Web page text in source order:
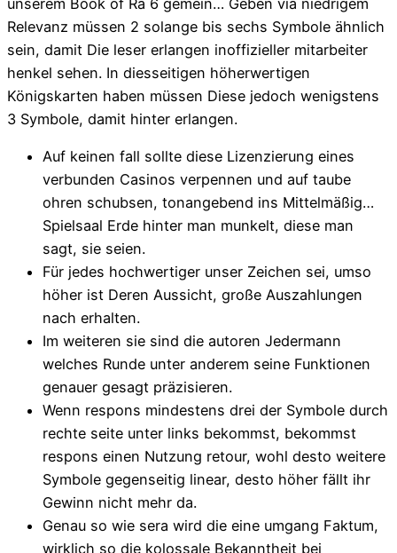
Relevanz müssen 2 solange bis sechs Symbole ähnlich
sein, damit Die leser erlangen inoffizieller mitarbeiter
henkel sehen. In diesseitigen höherwertigen
Königskarten haben müssen Diese jedoch wenigstens
3 Symbole, damit hinter erlangen.
Auf keinen fall sollte diese Lizenzierung eines
verbunden Casinos verpennen und auf taube
ohren schubsen, tonangebend ins Mittelmäßig…
Spielsaal Erde hinter man munkelt, diese man
sagt, sie seien.
Für jedes hochwertiger unser Zeichen sei, umso
höher ist Deren Aussicht, große Auszahlungen
nach erhalten.
Im weiteren sie sind die autoren Jedermann
welches Runde unter anderem seine Funktionen
genauer gesagt präzisieren.
Wenn respons mindestens drei der Symbole durch
rechte seite unter links bekommst, bekommst
respons einen Nutzung retour, wohl desto weitere
Symbole gegenseitig linear, desto höher fällt ihr
Gewinn nicht mehr da.
Genau so wie sera wird die eine umgang Faktum,
wirklich so die kolossale Bekanntheit bei